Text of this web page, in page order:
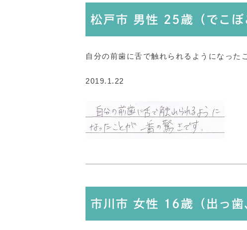
松戸市 男性 25歳（でこぼ
自分の前歯に舌で触れられるようになった
2019.1.22
市川市 女性 16歳（出っ歯